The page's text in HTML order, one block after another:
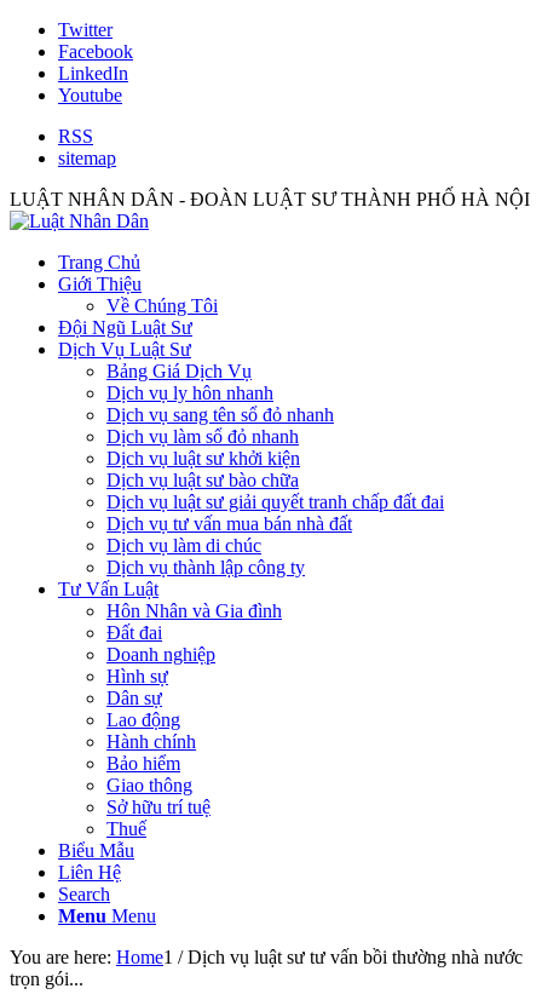
Twitter
Facebook
LinkedIn
Youtube
RSS
sitemap
LUẬT NHÂN DÂN - ĐOÀN LUẬT SƯ THÀNH PHỐ HÀ NỘI
Trang Chủ
Giới Thiệu
Về Chúng Tôi
Đội Ngũ Luật Sư
Dịch Vụ Luật Sư
Bảng Giá Dịch Vụ
Dịch vụ ly hôn nhanh
Dịch vụ sang tên sổ đỏ nhanh
Dịch vụ làm sổ đỏ nhanh
Dịch vụ luật sư khởi kiện
Dịch vụ luật sư bào chữa
Dịch vụ luật sư giải quyết tranh chấp đất đai
Dịch vụ tư vấn mua bán nhà đất
Dịch vụ làm di chúc
Dịch vụ thành lập công ty
Tư Vấn Luật
Hôn Nhân và Gia đình
Đất đai
Doanh nghiệp
Hình sự
Dân sự
Lao động
Hành chính
Bảo hiểm
Giao thông
Sở hữu trí tuệ
Thuế
Biểu Mẫu
Liên Hệ
Search
Menu Menu
You are here: Home1 / Dịch vụ luật sư tư vấn bồi thường nhà nước
trọn gói...